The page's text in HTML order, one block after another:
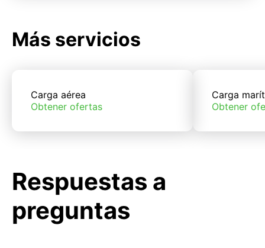
Más servicios
Carga aérea
Obtener ofertas
Carga
Obtener
Respuestas a
preguntas